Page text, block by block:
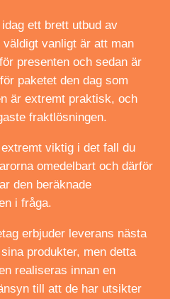
ett brett utbud av
vanligt är att man
presenten och sedan är
paketet den dag som
är extremt praktisk, och
fraktlösningen.
viktig i det fall du
omedelbart och därför
den beräknade
i fråga.
erbjuder leverans nästa
produkter, men detta
realiseras innan en
till att de har utsikter